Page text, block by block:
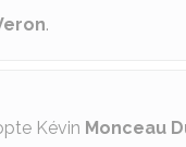
.
Kévin Monceau